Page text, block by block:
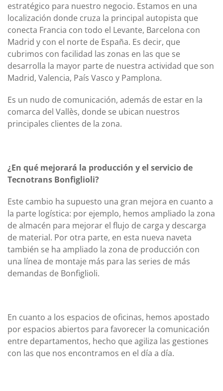
estratégico para nuestro negocio. Estamos en una
localización donde cruza la principal autopista que
conecta Francia con todo el Levante, Barcelona con
Madrid y con el norte de España. Es decir, que
cubrimos con facilidad las zonas en las que se
desarrolla la mayor parte de nuestra actividad que son
Madrid, Valencia, País Vasco y Pamplona.
Es un nudo de comunicación, además de estar en la
comarca del Vallès, donde se ubican nuestros
principales clientes de la zona.
¿En qué mejorará la producción y el servicio de
Tecnotrans Bonfiglioli?
Este cambio ha supuesto una gran mejora en cuanto a
la parte logística: por ejemplo, hemos ampliado la zona
de almacén para mejorar el flujo de carga y descarga
de material. Por otra parte, en esta nueva naveta
también se ha ampliado la zona de producción con
una línea de montaje más para las series de más
demandas de Bonfiglioli.
En cuanto a los espacios de oficinas, hemos apostado
por espacios abiertos para favorecer la comunicación
entre departamentos, hecho que agiliza las gestiones
con las que nos encontramos en el día a día.